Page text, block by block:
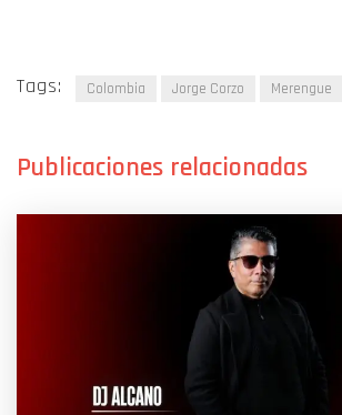
Tags: Colombia Jorge Corzo Merengue